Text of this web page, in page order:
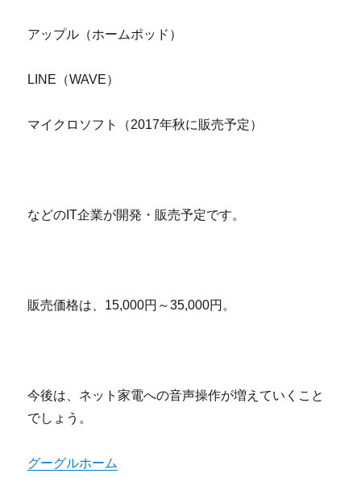
アップル（ホームポッド）
LINE（WAVE）
マイクロソフト（2017年秋に販売予定）
などのIT企業が開発・販売予定です。
販売価格は、15,000円～35,000円。
今後は、ネット家電への音声操作が増えていくこと
でしょう。
グーグルホーム